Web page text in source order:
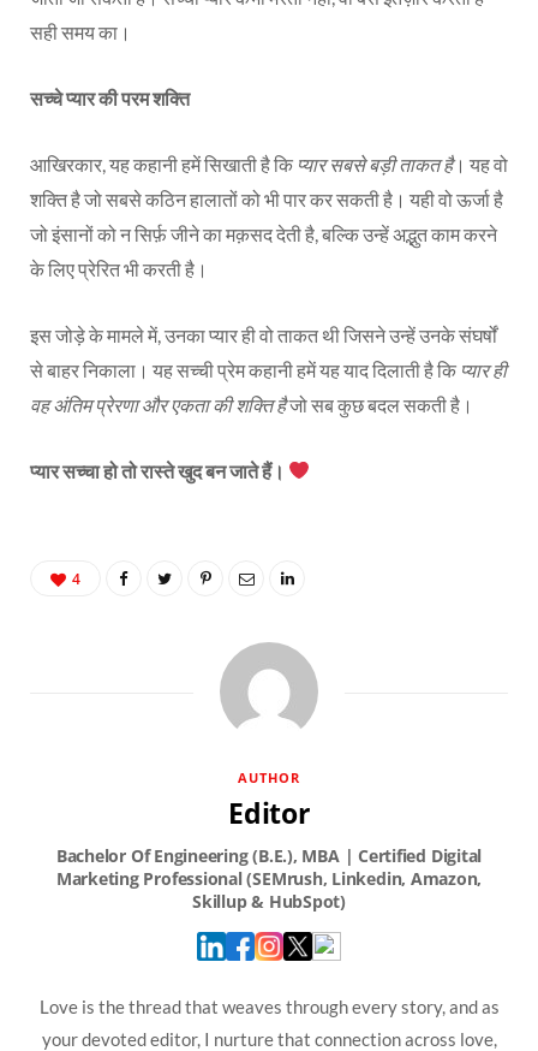
सही समय का।
सच्चे प्यार की परम शक्ति
आखिरकार, यह कहानी हमें सिखाती है कि प्यार सबसे बड़ी ताकत है। यह वो
शक्ति है जो सबसे कठिन हालातों को भी पार कर सकती है। यही वो ऊर्जा है
जो इंसानों को न सिर्फ़ जीने का मक़सद देती है, बल्कि उन्हें अद्भुत काम करने
के लिए प्रेरित भी करती है।
इस जोड़े के मामले में, उनका प्यार ही वो ताकत थी जिसने उन्हें उनके संघर्षों
से बाहर निकाला। यह सच्ची प्रेम कहानी हमें यह याद दिलाती है कि प्यार ही
वह अंतिम प्रेरणा और एकता की शक्ति हैजो सब कुछ बदल सकती है।
प्यार सच्चा हो तो रास्ते खुद बन जाते हैं।
4
AUTHOR
Editor
Love is the thread that weaves through every story, and as
your devoted editor, I nurture that connection across love,